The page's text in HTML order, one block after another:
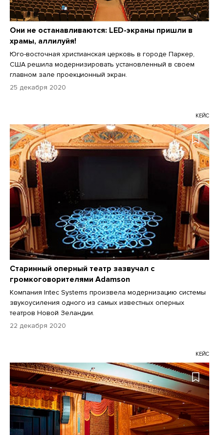
Они не останавливаются: LED-экраны пришли в
храмы, аллилуйя!
Юго-восточная христианская церковь в городе Паркер,
США решила модернизировать установленный в своем
главном зале проекционный экран.
25 декабря 2020
КЕЙС
Старинный оперный театр зазвучал с
громкоговорителями Adamson
Компания Intec Systems произвела модернизацию системы
звукоусиления одного из самых известных оперных
театров Новой Зеландии.
22 декабря 2020
КЕЙС